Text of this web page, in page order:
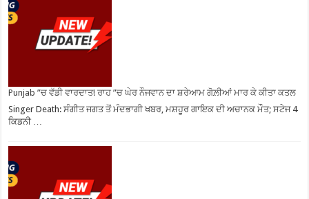
Punjab ”ਚ ਵੱਡੀ ਵਾਰਦਾਤ! ਰਾਹ ”ਚ ਘੇਰ ਨੌਜਵਾਨ ਦਾ ਸ਼ਰੇਆਮ ਗੋਲ਼ੀਆਂ ਮਾਰ ਕੇ ਕੀਤਾ ਕਤਲ
Singer Death: ਸੰਗੀਤ ਜਗਤ ਤੋਂ ਮੰਦਭਾਗੀ ਖਬਰ, ਮਸ਼ਹੂਰ ਗਾਇਕ ਦੀ ਅਚਾਨਕ ਮੌਤ; ਸਟੇਜ 4
ਕਿਡਨੀ …